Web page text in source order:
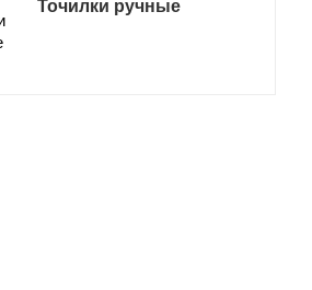
Точилки ручные